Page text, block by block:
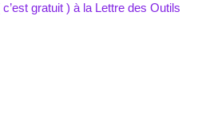
gratuit ) à la Lettre des Outils